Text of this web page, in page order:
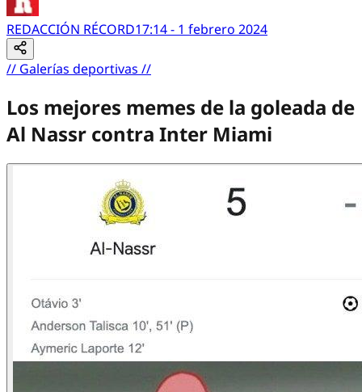
REDACCIÓN RÉCORD17:14 - 1 febrero 2024
// Galerías deportivas //
Los mejores memes de la goleada de
Al Nassr contra Inter Miami